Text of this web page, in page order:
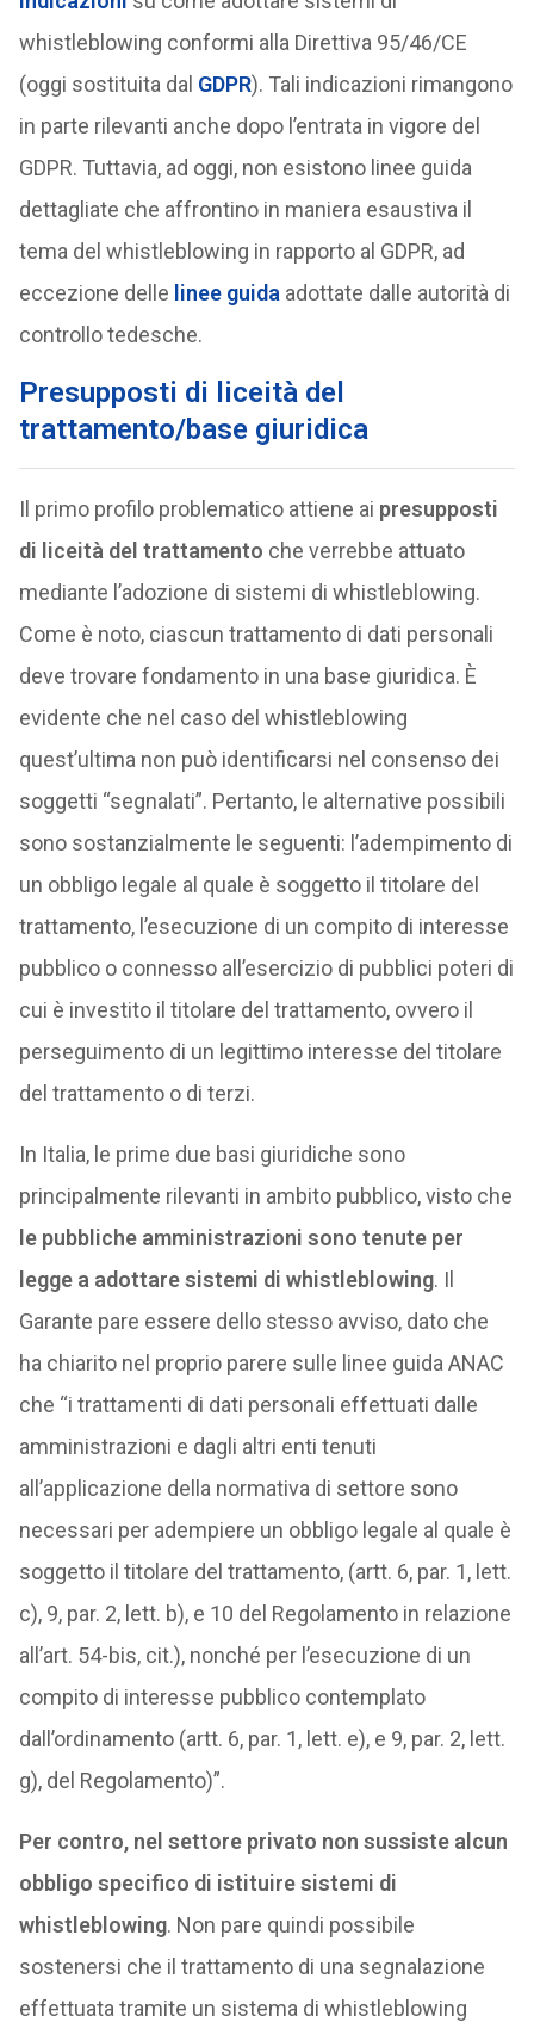
whistleblowing conformi alla Direttiva 95/46/CE
(oggi sostituita dal GDPR). Tali indicazioni rimangono
in parte rilevanti anche dopo l’entrata in vigore del
GDPR. Tuttavia, ad oggi, non esistono linee guida
dettagliate che affrontino in maniera esaustiva il
tema del whistleblowing in rapporto al GDPR, ad
eccezione delle linee guida adottate dalle autorità di
controllo tedesche.
Presupposti di liceità del
trattamento/base giuridica
Il primo profilo problematico attiene ai presupposti
di liceità del trattamento che verrebbe attuato
mediante l’adozione di sistemi di whistleblowing.
Come è noto, ciascun trattamento di dati personali
deve trovare fondamento in una base giuridica. È
evidente che nel caso del whistleblowing
quest’ultima non può identificarsi nel consenso dei
soggetti “segnalati”. Pertanto, le alternative possibili
sono sostanzialmente le seguenti: l’adempimento di
un obbligo legale al quale è soggetto il titolare del
trattamento, l’esecuzione di un compito di interesse
pubblico o connesso all’esercizio di pubblici poteri di
cui è investito il titolare del trattamento, ovvero il
perseguimento di un legittimo interesse del titolare
del trattamento o di terzi.
In Italia, le prime due basi giuridiche sono
principalmente rilevanti in ambito pubblico, visto che
le pubbliche amministrazioni sono tenute per
legge a adottare sistemi di whistleblowing. Il
Garante pare essere dello stesso avviso, dato che
ha chiarito nel proprio parere sulle linee guida ANAC
che “i trattamenti di dati personali effettuati dalle
amministrazioni e dagli altri enti tenuti
all’applicazione della normativa di settore sono
necessari per adempiere un obbligo legale al quale è
soggetto il titolare del trattamento, (artt. 6, par. 1, lett.
c), 9, par. 2, lett. b), e 10 del Regolamento in relazione
all’art. 54-bis, cit.), nonché per l’esecuzione di un
compito di interesse pubblico contemplato
dall’ordinamento (artt. 6, par. 1, lett. e), e 9, par. 2, lett.
g), del Regolamento)”.
Per contro, nel settore privato non sussiste alcun
obbligo specifico di istituire sistemi di
whistleblowing. Non pare quindi possibile
sostenersi che il trattamento di una segnalazione
effettuata tramite un sistema di whistleblowing